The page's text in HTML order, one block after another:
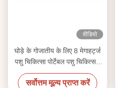
वीडियो
घोड़े के गोजातीय के लिए 8 मेगाहर्ट्ज
पशु चिकित्सा पोर्टेबल पशु चिकित्सक
अल्ट्रासाउंड
सर्वोत्तम मूल्य प्राप्त करें